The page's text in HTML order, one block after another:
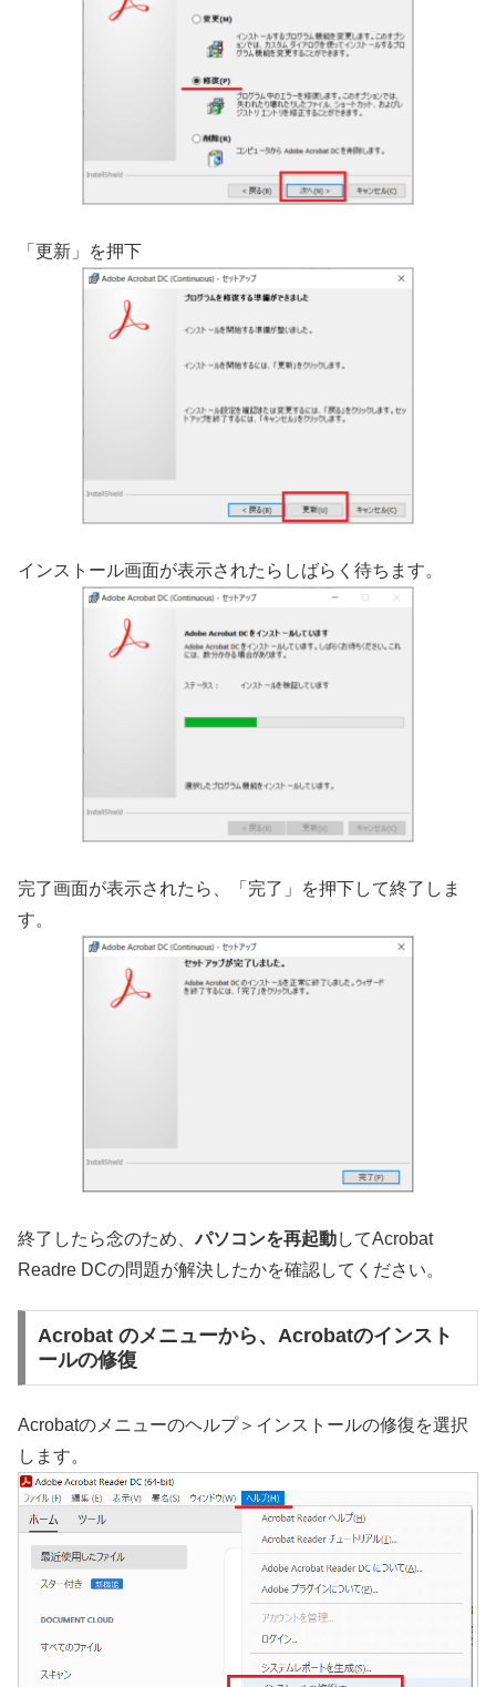
「更新」を押下
インストール画面が表示されたらしばらく待ちます。
完了画面が表示されたら、「完了」を押下して終了しま
す。
終了したら念のため、パソコンを再起動してAcrobat
Readre DCの問題が解決したかを確認してください。
Acrobat のメニューから、Acrobatのインスト
ールの修復
Acrobatのメニューのヘルプ＞インストールの修復を選択
します。